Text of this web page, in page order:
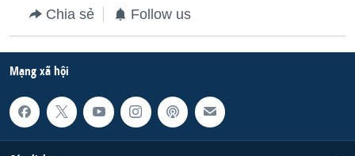
Chia sẻ Follow us
Mạng xã hội